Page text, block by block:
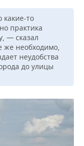
то
практика
— сказал
же необходимо,
неудобства
до улицы